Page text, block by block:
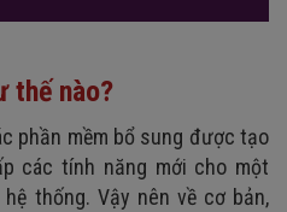
thế nào?
phần mềm bổ sung được tạo
các tính năng mới cho một
thống. Vậy nên về cơ bản,